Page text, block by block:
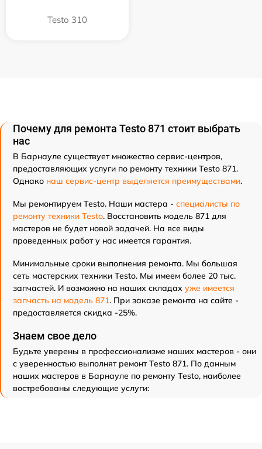
Testo 310
Почему для ремонта Testo 871 стоит выбрать
нас
В Барнауле существует множество сервис-центров,
предоставляющих услуги по ремонту техники Testo 871.
Однако наш сервис-центр выделяется преимуществами.
Мы ремонтируем Testo. Наши мастера - специалисты по
ремонту техники Testo. Восстановить модель 871 для
мастеров не будет новой задачей. На все виды
проведенных работ у нас имеется гарантия.
Минимальные сроки выполнения ремонта. Мы большая
сеть мастерских техники Testo. Мы имеем более 20 тыс.
запчастей. И возможно на наших складах уже имеется
запчасть на модель 871. При заказе ремонта на сайте -
предоставляется скидка -25%.
Знаем свое дело
Будьте уверены в профессионализме наших мастеров - они
с уверенностью выполнят ремонт Testo 871. По данным
наших мастеров в Барнауле по ремонту Testo, наиболее
востребованы следующие услуги: